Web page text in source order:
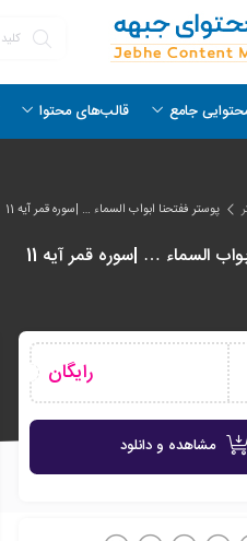
جامع قالب‌های محتوا
پوستر ففتحنا ابواب السماء … |سوره قمر آیه 11
السماء … |سوره قمر آیه 11
رایگان
مشاهده و دانلود